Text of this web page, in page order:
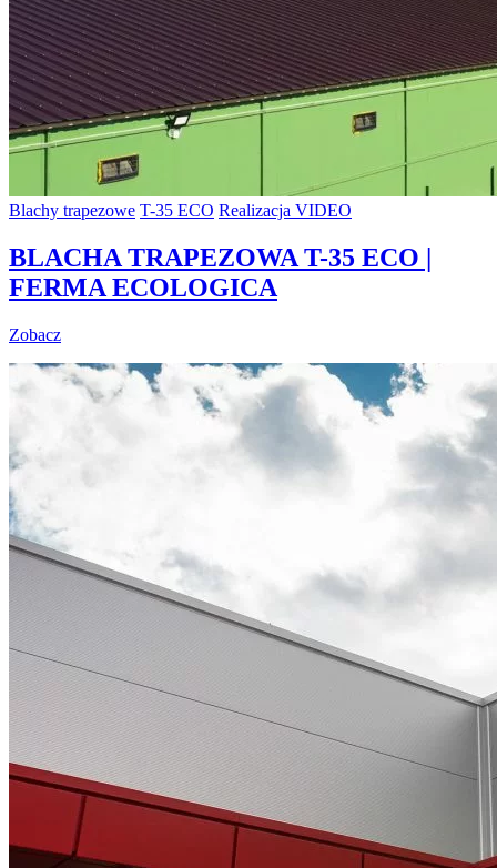
Blachy trapezowe T-35 ECO Realizacja VIDEO
BLACHA TRAPEZOWA T-35 ECO |
FERMA ECOLOGICA
Zobacz